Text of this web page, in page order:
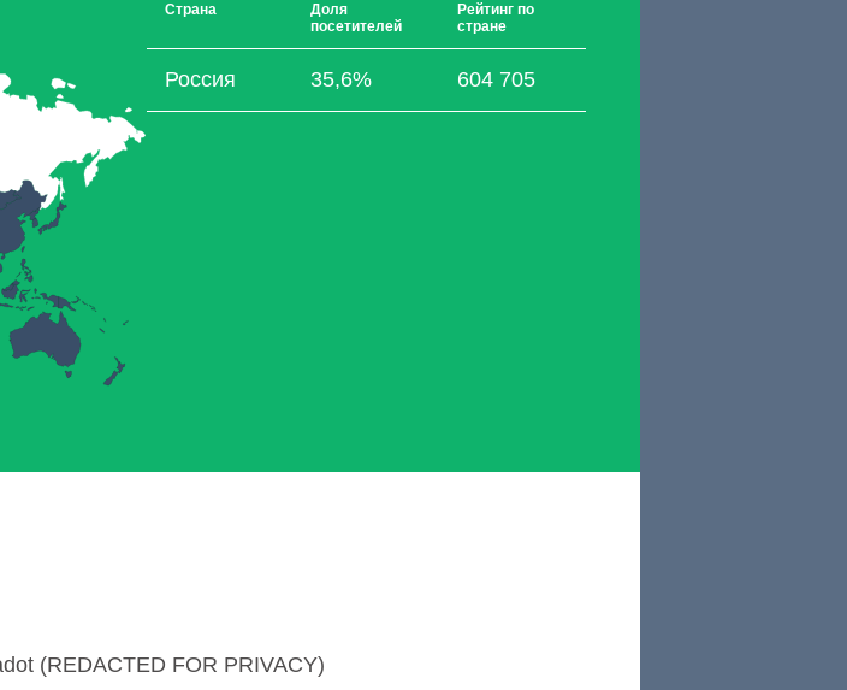
Страна
Доля
посетителей
Рейтинг по
стране
Россия 35,6% 604 705
(REDACTED FOR PRIVACY)